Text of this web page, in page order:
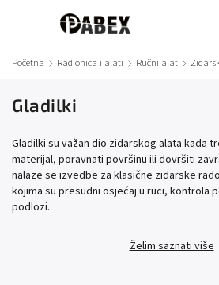
Početna / Radionica i alati / Ručni alat /
Gladilki
Gladilki su važan dio zidarskog alata kada
materijal, poravnati površinu ili dovršiti
nalaze se izvedbe za klasične zidarske
kojima su presudni osjećaj u ruci, kontrola
podlozi.
Želim saznati više